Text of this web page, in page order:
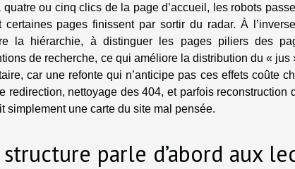
ou cinq clics de la page d’accueil, les robots
certaines pages finissent par sortir du radar. À
la hiérarchie, à distinguer les pages piliers des
de recherche, ce qui améliore la distribution du « jus
car une refonte qui n’anticipe pas ces effets coûte
redirection, nettoyage des 404, et parfois reconstruction
simplement une carte du site mal pensée.
parle d’abord aux